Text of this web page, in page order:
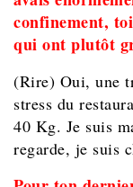
confinement,
qui ont plutôt
(Rire) Oui, une
stress du
40 Kg. Je suis
regarde, je suis